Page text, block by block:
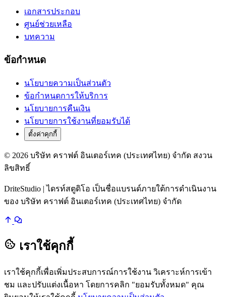
เอกสารประกอบ
ศูนย์ช่วยเหลือ
บทความ
ข้อกำหนด
นโยบายความเป็นส่วนตัว
ข้อกำหนดการให้บริการ
นโยบายการคืนเงิน
นโยบายการใช้งานที่ยอมรับได้
ตั้งค่าคุกกี้
© 2026 บริษัท คราฟต์ อินเตอร์เทค (ประเทศไทย) จำกัด สงวน
ลิขสิทธิ์
DriteStudio | ไดรท์สตูดิโอ เป็นชื่อแบรนด์ภายใต้การดำเนินงาน
ของ บริษัท คราฟต์ อินเตอร์เทค (ประเทศไทย) จำกัด
เราใช้คุกกี้
เราใช้คุกกี้เพื่อเพิ่มประสบการณ์การใช้งาน วิเคราะห์การเข้า
ชม และปรับแต่งเนื้อหา โดยการคลิก "ยอมรับทั้งหมด" คุณ